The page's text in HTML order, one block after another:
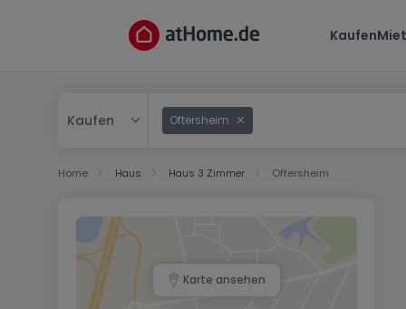
Kaufen
Kaufen Oftersheim
Home Haus Haus 3 Zimmer Oftersheim
Karte ansehen